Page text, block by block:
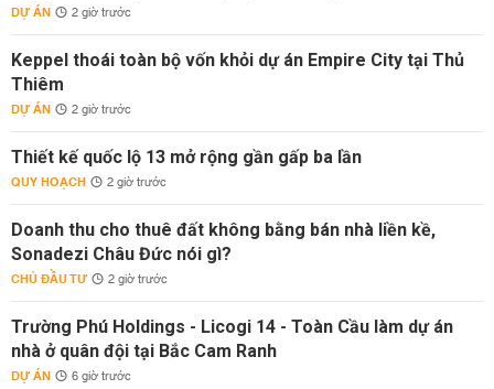
DỰ ÁN 2 giờ trước
Keppel thoái toàn bộ vốn khỏi dự án Empire City tại Thủ
Thiêm
DỰ ÁN 2 giờ trước
Thiết kế quốc lộ 13 mở rộng gần gấp ba lần
QUY HOẠCH 2 giờ trước
Doanh thu cho thuê đất không bằng bán nhà liền kề,
Sonadezi Châu Đức nói gì?
CHỦ ĐẦU TƯ 2 giờ trước
Trường Phú Holdings - Licogi 14 - Toàn Cầu làm dự án
nhà ở quân đội tại Bắc Cam Ranh
DỰ ÁN 6 giờ trước